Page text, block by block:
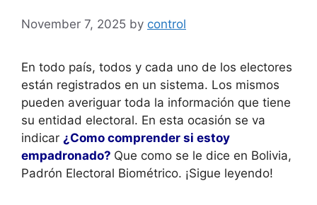
November 7, 2025 by control
En todo país, todos y cada uno de los electores
están registrados en un sistema. Los mismos
pueden averiguar toda la información que tiene
su entidad electoral. En esta ocasión se va
indicar ¿Como comprender si estoy
empadronado? Que como se le dice en Bolivia,
Padrón Electoral Biométrico. ¡Sigue leyendo!